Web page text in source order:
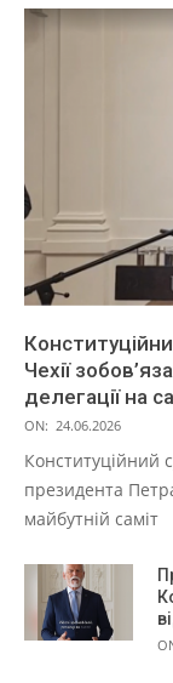
Чехії
делегації на
ON: 24.06.2026
Конституційний
президента
майбутній саміт